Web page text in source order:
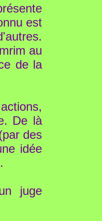
est
au
de la
De là
des
idée
juge